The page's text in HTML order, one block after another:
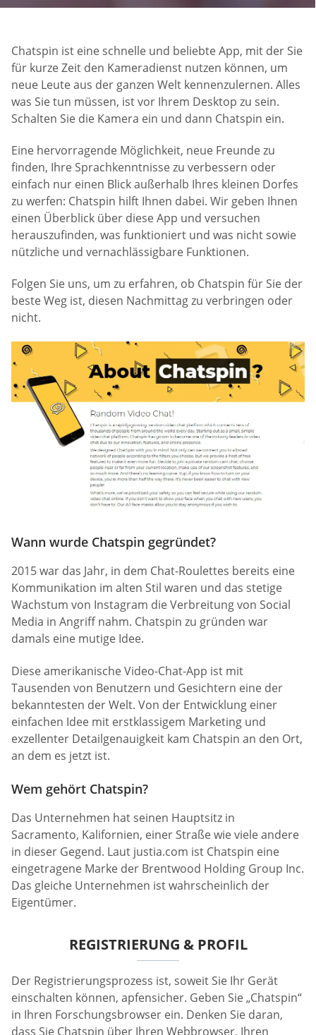
Chatspin ist eine schnelle und beliebte App, mit der Sie
für kurze Zeit den Kameradienst nutzen können, um
neue Leute aus der ganzen Welt kennenzulernen. Alles
was Sie tun müssen, ist vor Ihrem Desktop zu sein.
Schalten Sie die Kamera ein und dann Chatspin ein.
Eine hervorragende Möglichkeit, neue Freunde zu
finden, Ihre Sprachkenntnisse zu verbessern oder
einfach nur einen Blick außerhalb Ihres kleinen Dorfes
zu werfen: Chatspin hilft Ihnen dabei. Wir geben Ihnen
einen Überblick über diese App und versuchen
herauszufinden, was funktioniert und was nicht sowie
nützliche und vernachlässigbare Funktionen.
Folgen Sie uns, um zu erfahren, ob Chatspin für Sie der
beste Weg ist, diesen Nachmittag zu verbringen oder
nicht.
Wann wurde Chatspin gegründet?
2015 war das Jahr, in dem Chat-Roulettes bereits eine
Kommunikation im alten Stil waren und das stetige
Wachstum von Instagram die Verbreitung von Social
Media in Angriff nahm. Chatspin zu gründen war
damals eine mutige Idee.
Diese amerikanische Video-Chat-App ist mit
Tausenden von Benutzern und Gesichtern eine der
bekanntesten der Welt. Von der Entwicklung einer
einfachen Idee mit erstklassigem Marketing und
exzellenter Detailgenauigkeit kam Chatspin an den Ort,
an dem es jetzt ist.
Wem gehört Chatspin?
Das Unternehmen hat seinen Hauptsitz in
Sacramento, Kalifornien, einer Straße wie viele andere
in dieser Gegend. Laut justia.com ist Chatspin eine
eingetragene Marke der Brentwood Holding Group Inc.
Das gleiche Unternehmen ist wahrscheinlich der
Eigentümer.
REGISTRIERUNG & PROFIL
Der Registrierungsprozess ist, soweit Sie Ihr Gerät
einschalten können, apfensicher. Geben Sie „Chatspin“
in Ihren Forschungsbrowser ein. Denken Sie daran,
dass Sie Chatspin über Ihren Webbrowser, Ihren